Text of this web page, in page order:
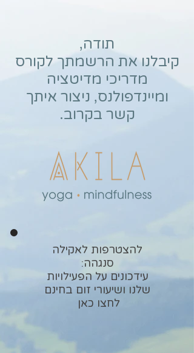
תודה,
קיבלנו את הרשמתך לקורס
מדריכי מדיטציה
ומיינדפולנס, ניצור איתך
קשר בקרוב.
להצטרפות לאקילה
סנגהה:
עידכונים על הפעילויות
שלנו ושיעורי זום בחינם
לחצו כאן